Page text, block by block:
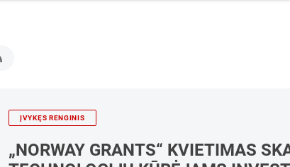
ĮVYKĘS RENGINIS
„NORWAY GRANTS“ KVIETIMAS